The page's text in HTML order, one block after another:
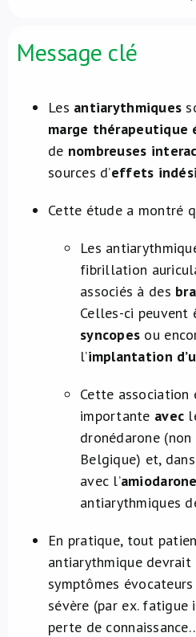
NL
Message clé
Les antiarythmiques
marge thérapeutique
de nombreuses
sources d’effets
Cette étude a montré
Les
fibrillation
associés à des
Celles-ci peuvent
syncopes ou
l’implantation
Cette association
importante avec
dronédarone
Belgique) et,
avec l’amiodarone
antiarythmiques
En pratique, tout
antiarythmique devrait
symptômes évocateurs
sévère (par ex. fatigue
perte de